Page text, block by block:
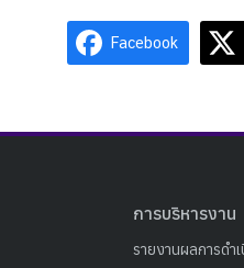
Facebook
การบริหารงาน
รายงานผลการดำ